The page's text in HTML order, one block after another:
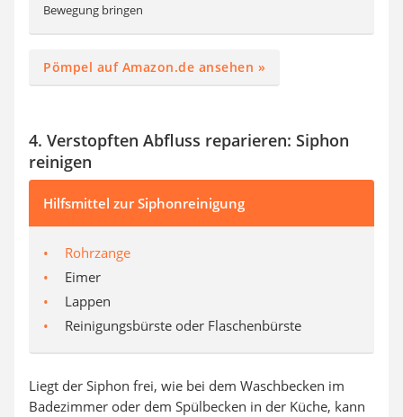
Bewegung bringen
Pömpel auf Amazon.de ansehen »
4. Verstopften Abfluss reparieren: Siphon
reinigen
Hilfsmittel zur Siphonreinigung
Rohrzange
Eimer
Lappen
Reinigungsbürste oder Flaschenbürste
Liegt der Siphon frei, wie bei dem Waschbecken im
Badezimmer oder dem Spülbecken in der Küche, kann